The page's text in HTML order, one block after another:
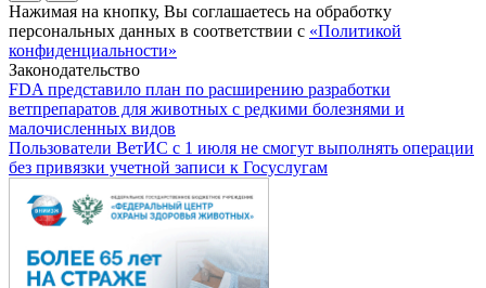
Нажимая на кнопку, Вы соглашаетесь на обработку
персональных данных в соответствии с «Политикой
конфиденциальности»
Законодательство
FDA представило план по расширению разработки
ветпрепаратов для животных с редкими болезнями и
малочисленных видов
Пользователи ВетИС с 1 июля не смогут выполнять операции
без привязки учетной записи к Госуслугам